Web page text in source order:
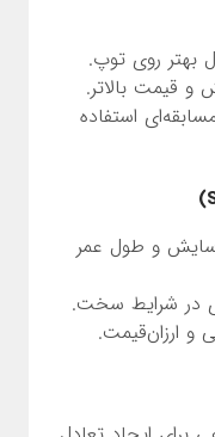
بهتر روی توپ.
و قیمت بالاتر.
استفاده
سایش و طول عمر
در شرایط سخت.
و ارزان‌قیمت.